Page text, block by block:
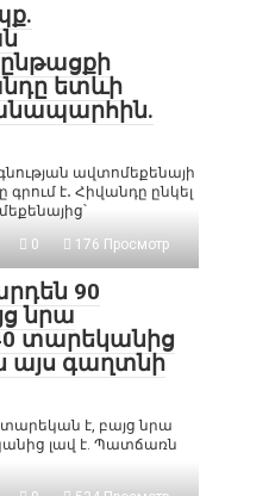
ետևի
ավտոմեքենայի
գրում է․ Հիվանդը ընկել
0 176 Просмотр
90
նրա
տարեկանից
այս գաղտնի
է, բայց նրա
լավ է. Պատճառն